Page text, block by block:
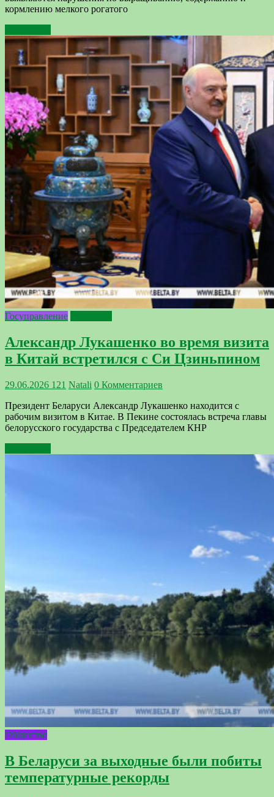
кормлению мелкого рогатого
Госуправление
Александр Лукашенко во время визита
в Китай встретился с Си Цзиньпином
29.06.2026 121 Natali 0 Комментариев
Президент Беларуси Александр Лукашенко находится с
рабочим визитом в Китае. В Пекине состоялась встреча главы
белорусского государства с Председателем КНР
Общество
В Беларуси за выходные были побиты
температурные рекорды